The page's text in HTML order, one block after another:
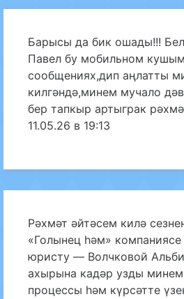
Барысы да бик ошады!!!
Павел бу мобильном
сообщениях,дип аңлатты
килгәндә,минем мучало
бер тапкыр артыграк
11.05.26 в 19:13
Рәхмәт әйтәсем килә
«Голынец һәм»
юристу — Волчковой
ахырына кадәр узды минем
процессы һәм күрсәтте